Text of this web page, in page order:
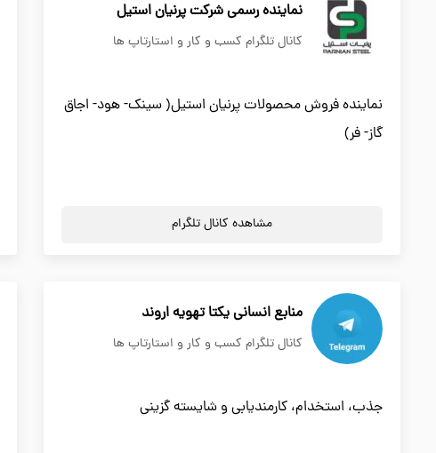
نماینده رسمی شرکت پرنیان استیل
کانال تلگرام کسب و کار و استارتاپ ها
نماينده فروش محصولات پرنيان استيل( سينك- هود- اجاق
گاز- فر)
مشاهده کانال تلگرام
منابع انسانی یکتا تهویه اروند
کانال تلگرام کسب و کار و استارتاپ ها
جذب، استخدام، کارمندیابی و شایسته گزینی